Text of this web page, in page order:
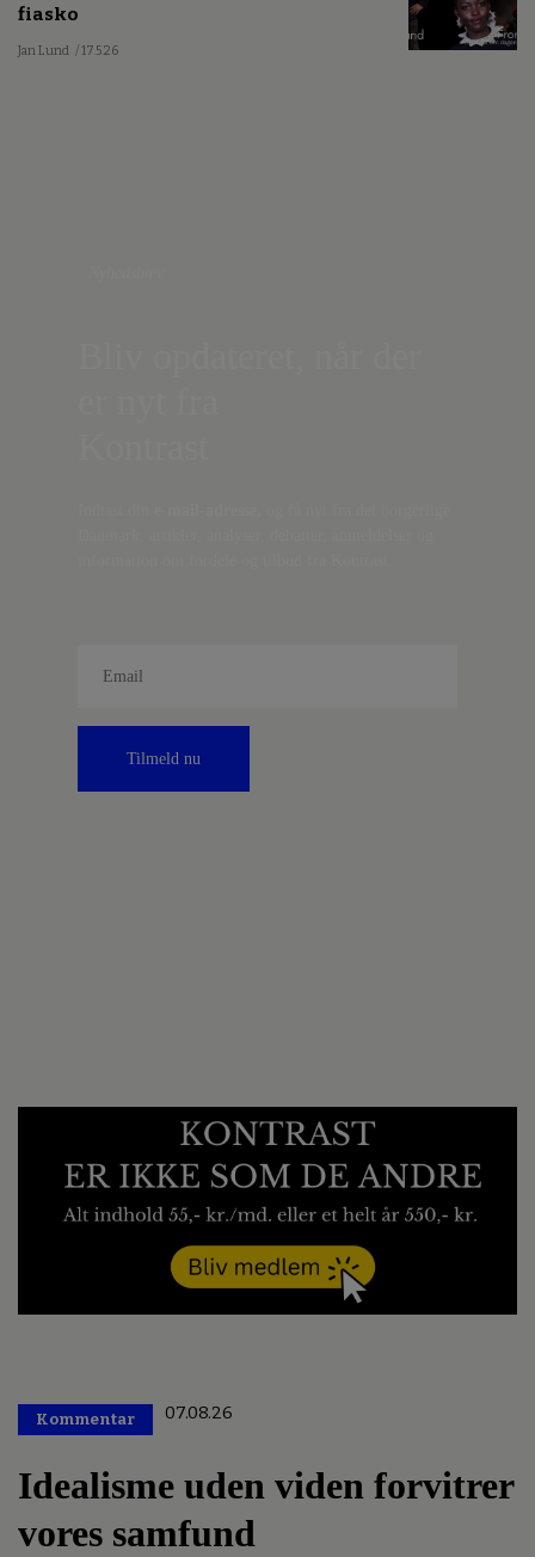
fiasko
Jan Lund / 17.5.26
Tilmeld nu
Kommentar 07.08.26
Idealisme uden viden forvitrer
vores samfund